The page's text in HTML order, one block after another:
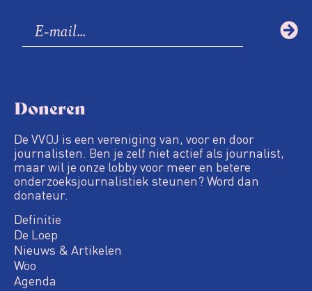
Doneren
De VVOJ is een vereniging van, voor en door
journalisten. Ben je zelf niet actief als journalist,
maar wil je onze lobby voor meer en betere
onderzoeksjournalistiek steunen? Word dan
donateur.
Definitie
De Loep
Nieuws & Artikelen
Woo
Agenda